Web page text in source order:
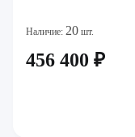
Наличие: 20 шт.
456 400 ₽